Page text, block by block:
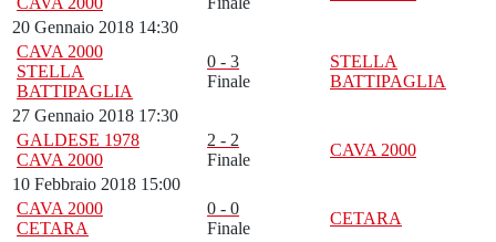
20 Gennaio 2018 14:30
CAVA 2000
STELLA
BATTIPAGLIA
0 - 3
Finale
STELLA
BATTIPAGLIA
27 Gennaio 2018 17:30
GALDESE 1978
CAVA 2000
2 - 2
Finale
CAVA 2000
10 Febbraio 2018 15:00
CAVA 2000
CETARA
0 - 0
Finale
CETARA